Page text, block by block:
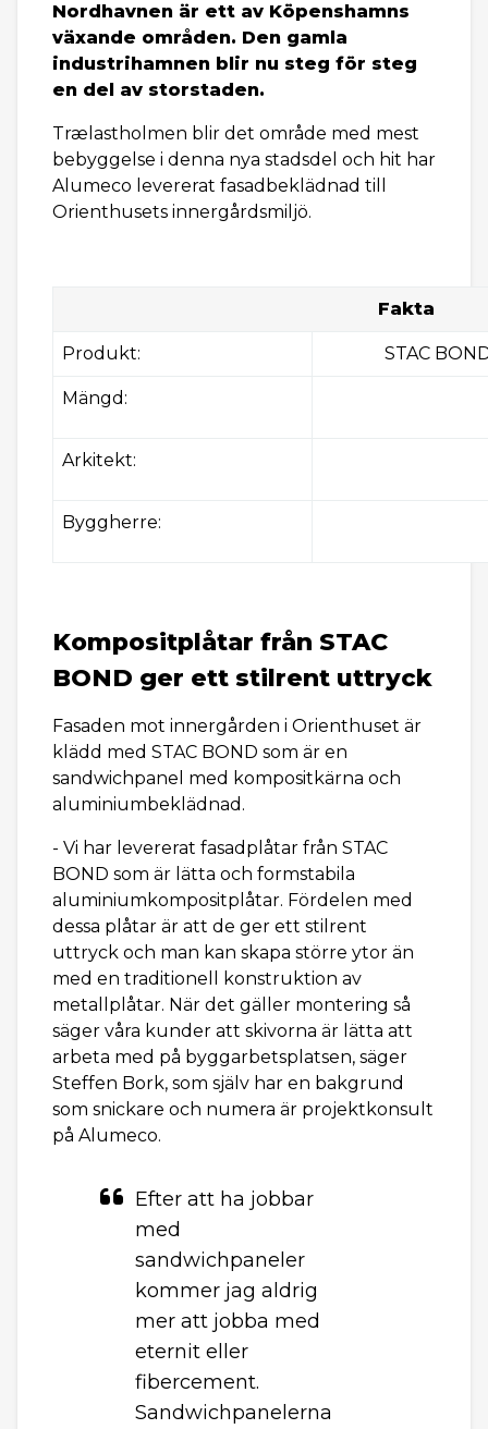
Nordhavnen är ett av Köpenshamns
växande områden. Den gamla
industrihamnen blir nu steg för steg
en del av storstaden.
Trælastholmen blir det område med mest
bebyggelse i denna nya stadsdel och hit har
Alumeco levererat fasadbeklädnad till
Orienthusets innergårdsmiljö.
Fakta
Produkt: STAC
Mängd:
Arkitekt:
Byggherre:
Kompositplåtar från STAC
BOND ger ett stilrent uttryck
Fasaden mot innergården i Orienthuset är
klädd med STAC BOND som är en
sandwichpanel med kompositkärna och
aluminiumbeklädnad.
- Vi har levererat fasadplåtar från STAC
BOND som är lätta och formstabila
aluminiumkompositplåtar. Fördelen med
dessa plåtar är att de ger ett stilrent
uttryck och man kan skapa större ytor än
med en traditionell konstruktion av
metallplåtar. När det gäller montering så
säger våra kunder att skivorna är lätta att
arbeta med på byggarbetsplatsen, säger
Steffen Bork, som själv har en bakgrund
som snickare och numera är projektkonsult
på Alumeco.
Efter att ha jobbar
med
sandwichpaneler
kommer jag aldrig
mer att jobba med
eternit eller
fibercement.
Sandwichpanelerna